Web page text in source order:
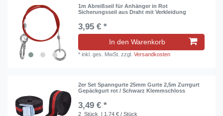
1m Abreißseil für Anhänger in Rot
Sicherungsseil aus Draht mit Verkleidung
3,95 € *
In den Warenkorb
*inkl. ges. MwSt. zzgl.Versandkosten
2er Set Spanngurte 25mm Gurte 2,5m Zurrgurt
Gepäckgurt rot / Schwarz Klemmschloss
3,49 € *
2 Stück | 1,74 € / Stück